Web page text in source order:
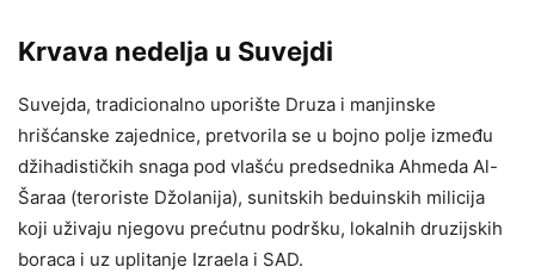
Krvava nedelja u Suvejdi
Suvejda, tradicionalno uporište Druza i manjinske
hrišćanske zajednice, pretvorila se u bojno polje između
džihadističkih snaga pod vlašću predsednika Ahmeda Al-
Šaraa (teroriste Džolanija), sunitskih beduinskih milicija
koji uživaju njegovu prećutnu podršku, lokalnih druzijskih
boraca i uz uplitanje Izraela i SAD.